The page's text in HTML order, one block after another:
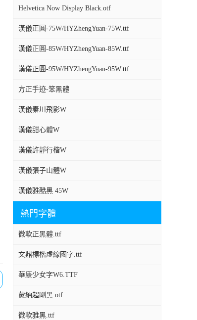
Helvetica Now Display Black.otf
漢儀正圓-75W/HYZhengYuan-75W.ttf
漢儀正圓-85W/HYZhengYuan-85W.ttf
漢儀正圓-95W/HYZhengYuan-95W.ttf
方正手迹-笨黑體
漢儀秦川飛影W
漢儀甜心體W
漢儀許靜行楷W
漢儀張子山體W
漢儀雅酷黑 45W
熱門字體
微軟正黑體.ttf
文鼎標楷虛線國字.ttf
華康少女字W6.TTF
蒙納超剛黑.otf
微軟雅黑.ttf